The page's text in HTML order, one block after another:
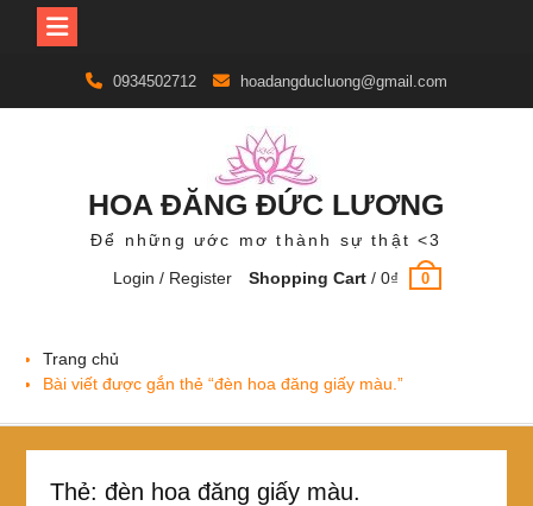
content
0934502712 hoadangducluong@gmail.com
HOA ĐĂNG ĐỨC LƯƠNG
Để những ước mơ thành sự thật <3
Login / Register
Shopping Cart /0₫ 0
Trang chủ
Bài viết được gắn thẻ “đèn hoa đăng giấy màu.”
Thẻ: đèn hoa đăng giấy màu.